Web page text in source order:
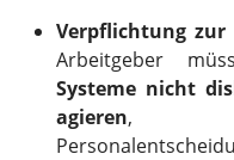
Verpflichtung
Arbeitgeber
Systeme nicht
agieren,